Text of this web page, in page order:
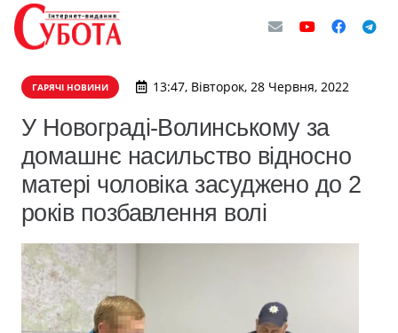
ГАРЯЧІ НОВИНИ 13:47, Вівторок, 28 Червня, 2022
У Новограді-Волинському за
домашнє насильство відносно
матері чоловіка засуджено до 2
років позбавлення волі